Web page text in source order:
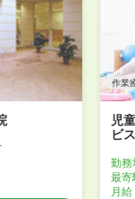
作業
児
ビ
勤務
最寄
月給